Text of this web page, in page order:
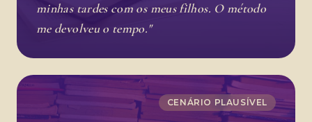
minhas tardes com os meus filhos. O método
me devolveu o tempo."
CENÁRIO PLAUSÍVEL